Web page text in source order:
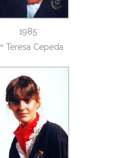
1985
Teresa Cepeda